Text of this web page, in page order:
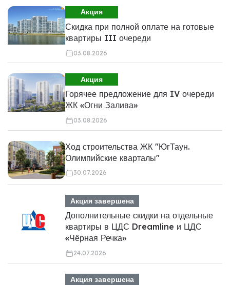
Акция
Скидка при полной оплате на готовые
квартиры III очереди
03.08.2026
Акция
Горячее предложение для IV очереди
ЖК «Огни Залива»
03.08.2026
Ход строительства ЖК "ЮгТаун.
Олимпийские кварталы"
30.07.2026
Акция завершена
Дополнительные скидки на отдельные
квартиры в ЦДС Dreamline и ЦДС
«Чёрная Речка»
24.07.2026
Акция завершена